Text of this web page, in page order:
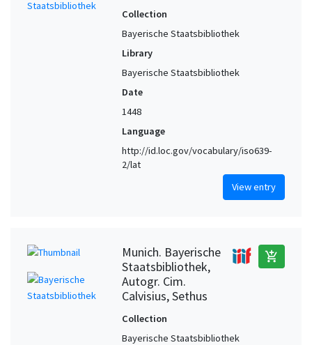
Collection
Bayerische Staatsbibliothek
Library
Bayerische Staatsbibliothek
Date
1448
Language
http://id.loc.gov/vocabulary/iso639-
2/lat
View entry
Munich. Bayerische
Staatsbibliothek,
Autogr. Cim.
Calvisius, Sethus
add_shopping_cart
Collection
Bayerische Staatsbibliothek